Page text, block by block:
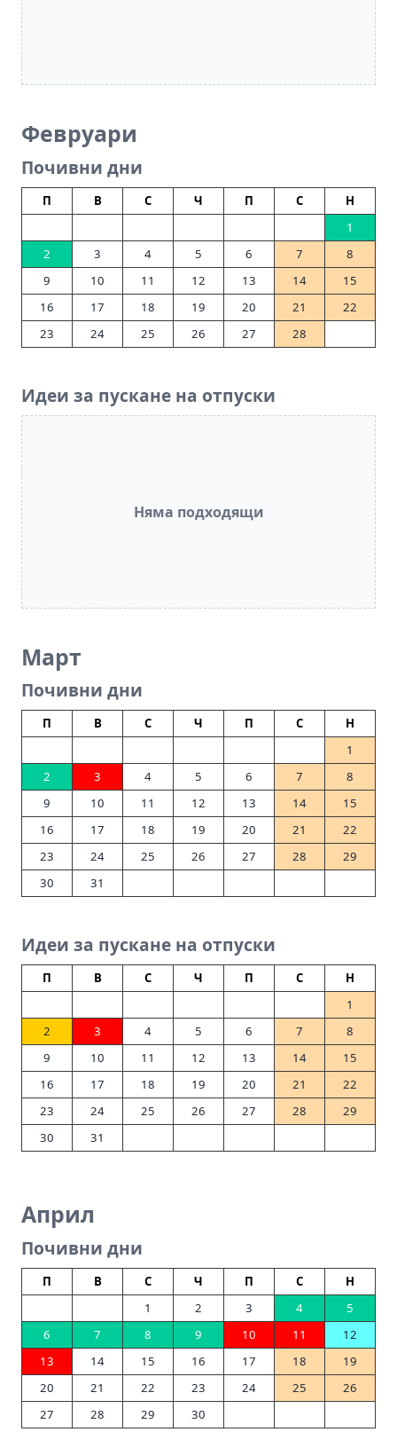
Февруари
Почивни дни
П В С Ч П С
Н
1
2
3 4 5 6 7
8
9
10 11 12 13 14
15
16
17 18 19 20 21
22
23
24 25 26 27 28
Идеи за пускане на отпуски
Няма подходящи
Март
Почивни дни
П В С Ч П С
Н
1
2
3 4 5 6 7
8
9
10 11 12 13 14
15
16
17 18 19 20 21
22
23
24 25 26 27 28
29
30
31
Идеи за пускане на отпуски
П В С Ч П С
Н
1
2
3 4 5 6 7
8
9
10 11 12 13 14
15
16
17 18 19 20 21
22
23
24 25 26 27 28
29
30
31
Април
Почивни дни
П В С Ч П С
Н
1
2 3 4
5
6
7 8 9 10 11
12
13
14 15 16 17 18
19
20
21 22 23 24 25
26
27
28 29 30